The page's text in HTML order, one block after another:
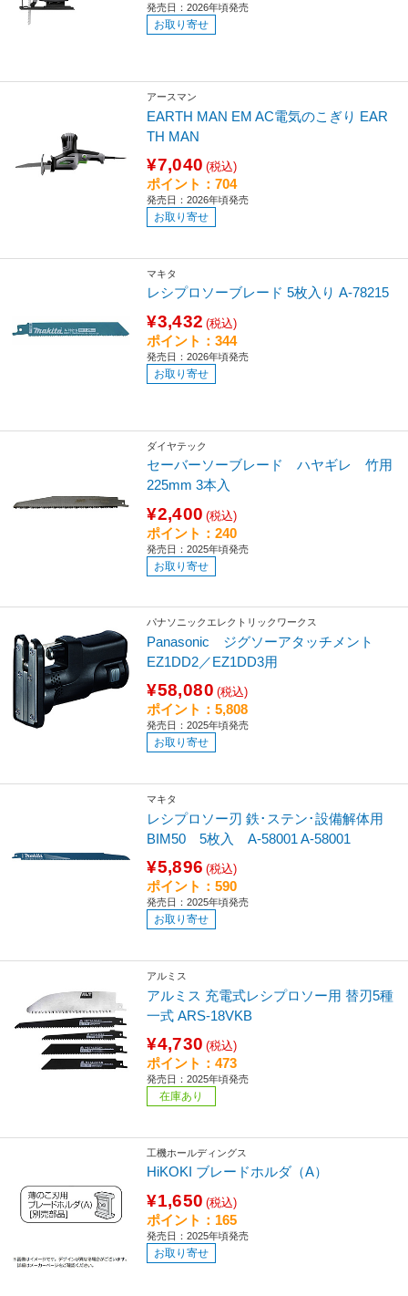
発売日：2026年頃発売
お取り寄せ
アースマン
EARTH MAN EM AC電気のこぎり EAR
TH MAN
¥7,040 (税込)
ポイント：704
発売日：2026年頃発売
お取り寄せ
マキタ
レシプロソーブレード 5枚入り A-78215
¥3,432 (税込)
ポイント：344
発売日：2026年頃発売
お取り寄せ
ダイヤテック
セーバーソーブレード ハヤギレ 竹用
225mm 3本入
¥2,400 (税込)
ポイント：240
発売日：2025年頃発売
お取り寄せ
パナソニックエレクトリックワークス
Panasonic ジグソーアタッチメント
EZ1DD2／EZ1DD3用
¥58,080 (税込)
ポイント：5,808
発売日：2025年頃発売
お取り寄せ
マキタ
レシプロソー刃 鉄･ステン･設備解体用
BIM50 5枚入 A-58001 A-58001
¥5,896 (税込)
ポイント：590
発売日：2025年頃発売
お取り寄せ
アルミス
アルミス 充電式レシプロソー用 替刃5種
一式 ARS-18VKB
¥4,730 (税込)
ポイント：473
発売日：2025年頃発売
在庫あり
工機ホールディングス
HiKOKI ブレードホルダ（A）
¥1,650 (税込)
ポイント：165
発売日：2025年頃発売
お取り寄せ